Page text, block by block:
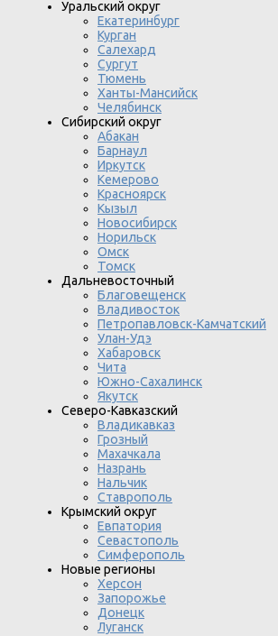
Уральский округ
Екатеринбург
Курган
Салехард
Сургут
Тюмень
Ханты-Мансийск
Челябинск
Сибирский округ
Абакан
Барнаул
Иркутск
Кемерово
Красноярск
Кызыл
Новосибирск
Норильск
Омск
Томск
Дальневосточный
Благовещенск
Владивосток
Петропавловск-Камчатский
Улан-Удэ
Хабаровск
Чита
Южно-Сахалинск
Якутск
Северо-Кавказский
Владикавказ
Грозный
Махачкала
Назрань
Нальчик
Ставрополь
Крымский округ
Евпатория
Севастополь
Симферополь
Новые регионы
Херсон
Запорожье
Донецк
Луганск